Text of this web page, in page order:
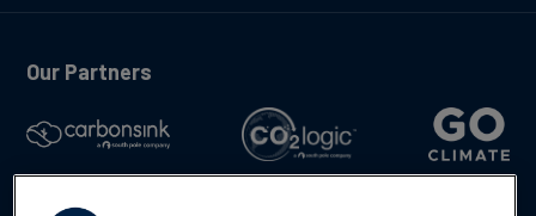
Our Partners